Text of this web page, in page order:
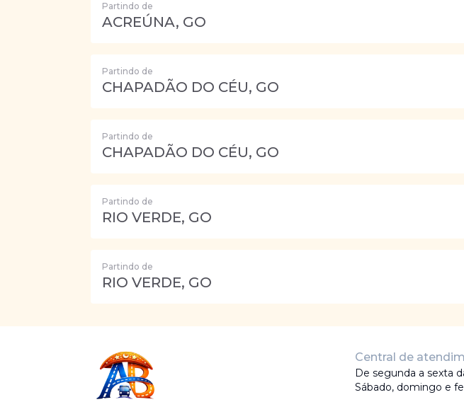
Partindo de
ACREÚNA, GO
Partindo de
CHAPADÃO DO CÉU, GO
Partindo de
CHAPADÃO DO CÉU, GO
Partindo de
RIO VERDE, GO
Partindo de
RIO VERDE, GO
Central de
De segunda a sexta
Sábado, domingo e